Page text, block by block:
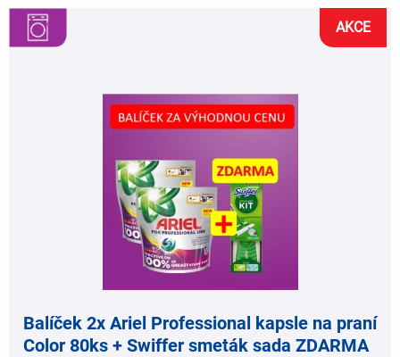
AKCE
Balíček 2x Ariel Professional kapsle na praní
Color 80ks + Swiffer smeták sada ZDARMA